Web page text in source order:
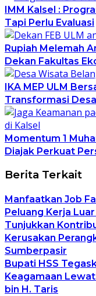
IMM Kalsel :
Tapi Perlu Evaluasi
Rupiah Melemah
Dekan Fakultas
IKA MEP ULM
Transformasi
Momentum 1
Diajak Perkuat
Berita Terkait
Manfaatkan Job
Peluang Kerja
Tunjukkan
Kerusakan
Sumberpasir
Bupati HSS
Keagamaan
bin H. Taris